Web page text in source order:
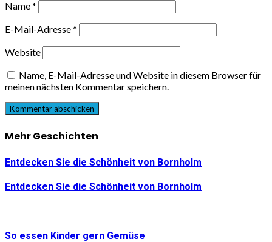
Name*
E-Mail-Adresse*
Website
Name, E-Mail-Adresse und Website in diesem Browser für
meinen nächsten Kommentar speichern.
Mehr Geschichten
Entdecken Sie die Schönheit von Bornholm
Entdecken Sie die Schönheit von Bornholm
So essen Kinder gern Gemüse